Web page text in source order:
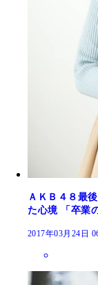
ＡＫＢ４８最
た心境 「卒業
2017年03月24日